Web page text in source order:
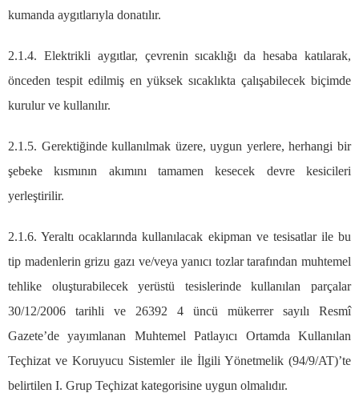
kumanda aygıtlarıyla donatılır.
2.1.4. Elektrikli aygıtlar, çevrenin sıcaklığı da hesaba katılarak,
önceden tespit edilmiş en yüksek sıcaklıkta çalışabilecek biçimde
kurulur ve kullanılır.
2.1.5. Gerektiğinde kullanılmak üzere, uygun yerlere, herhangi bir
şebeke kısmının akımını tamamen kesecek devre kesicileri
yerleştirilir.
2.1.6. Yeraltı ocaklarında kullanılacak ekipman ve tesisatlar ile bu
tip madenlerin grizu gazı ve/veya yanıcı tozlar tarafından muhtemel
tehlike oluşturabilecek yerüstü tesislerinde kullanılan parçalar
30/12/2006 tarihli ve 26392 4 üncü mükerrer sayılı Resmî
Gazete’de yayımlanan Muhtemel Patlayıcı Ortamda Kullanılan
Teçhizat ve Koruyucu Sistemler ile İlgili Yönetmelik (94/9/AT)’te
belirtilen I. Grup Teçhizat kategorisine uygun olmalıdır.